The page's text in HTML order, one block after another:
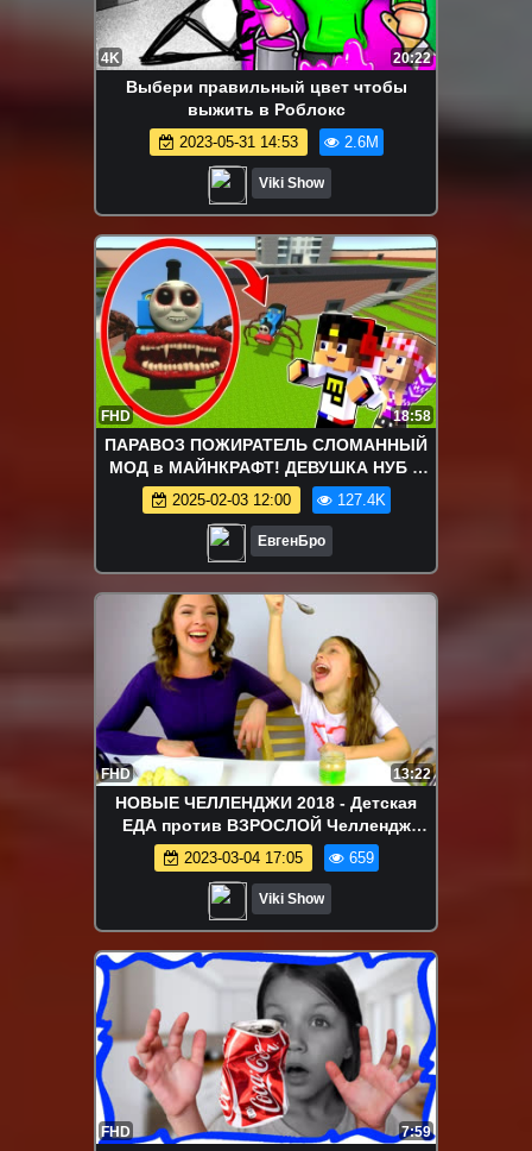
4K 20:22
Выбери правильный цвет чтобы
выжить в Роблокс
2023-05-31 14:53 2.6M
Viki Show
FHD 18:58
ПАРАВОЗ ПОЖИРАТЕЛЬ СЛОМАННЫЙ
МОД в МАЙНКРАФТ! ДЕВУШКА НУБ и
ПРО ВИДЕО ТРОЛЛИНГ MINECRAFT
2025-02-03 12:00 127.4K
ЕвгенБро
FHD 13:22
НОВЫЕ ЧЕЛЛЕНДЖИ 2018 - Детская
ЕДА против ВЗРОСЛОЙ Челлендж
Challenge / Вики Шоу
2023-03-04 17:05 659
Viki Show
FHD 7:59